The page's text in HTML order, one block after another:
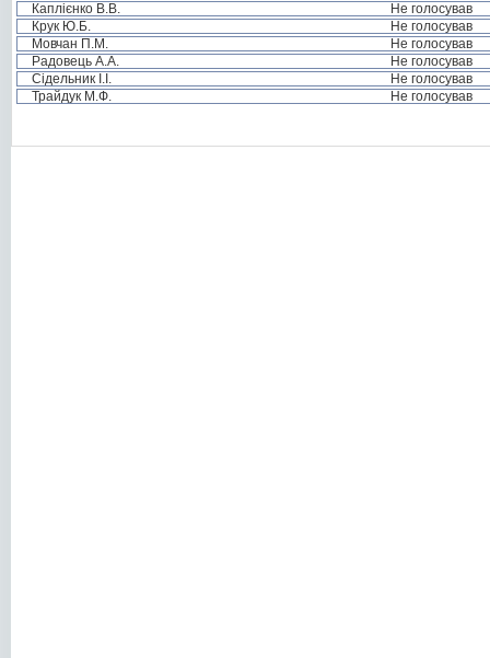
Каплієнко В.В.
Не голосував
Крук Ю.Б.
Не голосував
Мовчан П.М.
Не голосував
Радовець А.А.
Не голосував
Сідельник І.І.
Не голосував
Трайдук М.Ф.
Не голосував